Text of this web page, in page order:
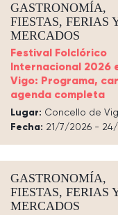
GASTRONOMÍA,
FIESTAS, FERIAS
MERCADOS
Festival Folclórico
Internacional 2026
Vigo: Programa,
agenda completa
Lugar: Concello de
Fecha: 21/7/2026 -
GASTRONOMÍA,
FIESTAS, FERIAS
MERCADOS